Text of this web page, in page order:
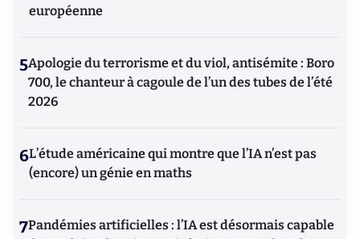
européenne
5Apologie du terrorisme et du viol, antisémite : Boro
700, le chanteur à cagoule de l’un des tubes de l’été
2026
6L’étude américaine qui montre que l’IA n’est pas
(encore) un génie en maths
7Pandémies artificielles : l’IA est désormais capable